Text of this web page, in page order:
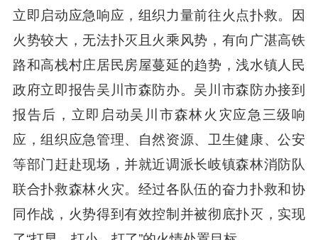
立即启动应急响应，组织力量前往火点扑救。因
火势较大，无法扑灭且火乘风势，有向广湛高铁
路和高栈村庄居民房屋蔓延的趋势，浅水镇人民
政府立即报告吴川市森防办。吴川市森防办接到
报告后，立即启动吴川市森林火灾应急三级响
应，组织应急管理、自然资源、卫生健康、公安
等部门赶赴现场，并就近调派长岐镇森林消防队
联合扑救森林火灾。经过各队伍的奋力扑救和协
同作战，火势得到有效控制并被彻底扑灭，实现